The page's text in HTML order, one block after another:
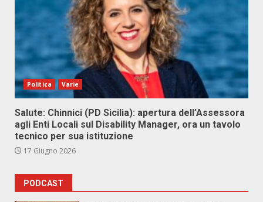
Politica Varie
Salute: Chinnici (PD Sicilia): apertura dell’Assessora
agli Enti Locali sul Disability Manager, ora un tavolo
tecnico per sua istituzione
17 Giugno 2026
PODCAST